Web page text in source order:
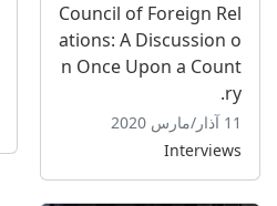
Council of Foreign Rel
ations: A Discussion o
n Once Upon a Count
ry.
11 آذار/مارس 2020
Interviews